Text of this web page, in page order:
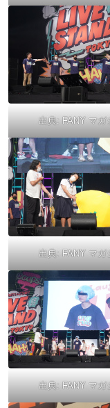
出典: FANY マガ
出典: FANY マガ
出典: FANY マガ